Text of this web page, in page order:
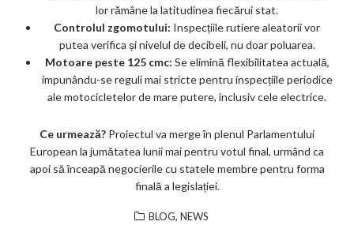
lor rămâne la latitudinea fiecărui stat.
Controlul zgomotului: Inspecțiile rutiere aleatorii vor
putea verifica și nivelul de decibeli, nu doar poluarea.
Motoare peste 125 cmc: Se elimină flexibilitatea actuală,
impunându-se reguli mai stricte pentru inspecțiile periodice
ale motocicletelor de mare putere, inclusiv cele electrice.
Ce urmează? Proiectul va merge în plenul Parlamentului
European la jumătatea lunii mai pentru votul final, urmând ca
apoi să înceapă negocierile cu statele membre pentru forma
finală a legislației.
BLOG, NEWS